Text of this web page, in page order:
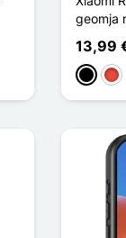
geomja
13,99
Musta